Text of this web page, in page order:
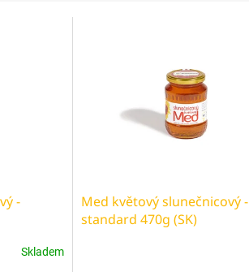
-
Skladem
Med květový slunečnicový -
standard 470g (SK)